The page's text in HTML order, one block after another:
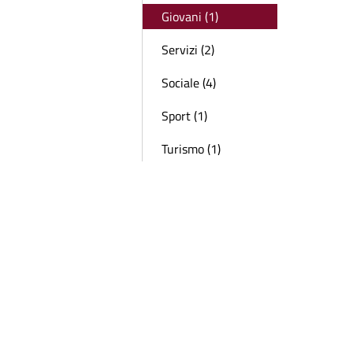
Giovani (1)
Servizi (2)
Sociale (4)
Sport (1)
Turismo (1)